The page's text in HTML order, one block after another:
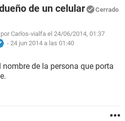
de un celular Cerrado
Carlos-vialfa el 24/06/2014, 01:37
- 24 jun 2014 a las 01:40
de la persona que porta